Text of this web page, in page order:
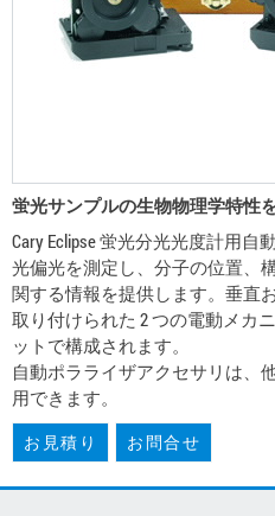
蛍光サンプルの生物物理学特性
Cary Eclipse 蛍光分光光度計用
光偏光を測定し、分子の位置、
関する情報を提供します。垂直
取り付けられた 2 つの電動メカ
ットで構成されます。
自動ポラライザアクセサリは、
用できます。
お見積り お問合せ